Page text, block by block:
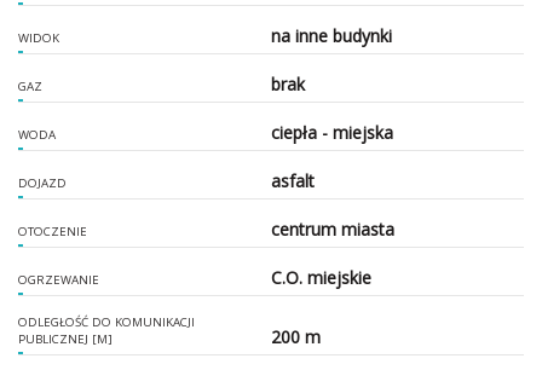
WIDOK na inne budynki
GAZ brak
WODA ciepła - miejska
DOJAZD asfalt
OTOCZENIE centrum miasta
OGRZEWANIE C.O. miejskie
ODLEGŁOŚĆ DO KOMUNIKACJI
PUBLICZNEJ [M]
200 m